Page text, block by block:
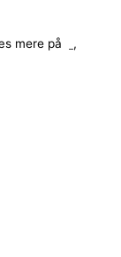
mere på ,